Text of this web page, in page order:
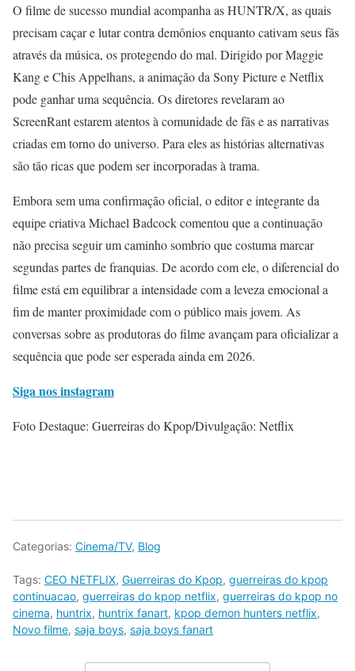
O filme de sucesso mundial acompanha as HUNTR/X, as quais
precisam caçar e lutar contra demônios enquanto cativam seus fãs
através da música, os protegendo do mal. Dirigido por Maggie
Kang e Chis Appelhans, a animação da Sony Picture e Netflix
pode ganhar uma sequência. Os diretores revelaram ao
ScreenRant estarem atentos à comunidade de fãs e as narrativas
criadas em torno do universo. Para eles as histórias alternativas
são tão ricas que podem ser incorporadas à trama.
Embora sem uma confirmação oficial, o editor e integrante da
equipe criativa Michael Badcock comentou que a continuação
não precisa seguir um caminho sombrio que costuma marcar
segundas partes de franquias. De acordo com ele, o diferencial do
filme está em equilibrar a intensidade com a leveza emocional a
fim de manter proximidade com o público mais jovem. As
conversas sobre as produtoras do filme avançam para oficializar a
sequência que pode ser esperada ainda em 2026.
Siga nos instagram
Foto Destaque: Guerreiras do Kpop/Divulgação: Netflix
Categorias: Cinema/TV, Blog
Tags: CEO NETFLIX, Guerreiras do Kpop, guerreiras do kpop
continuacao, guerreiras do kpop netflix, guerreiras do kpop no
cinema, huntrix, huntrix fanart, kpop demon hunters netflix,
Novo filme, saja boys, saja boys fanart